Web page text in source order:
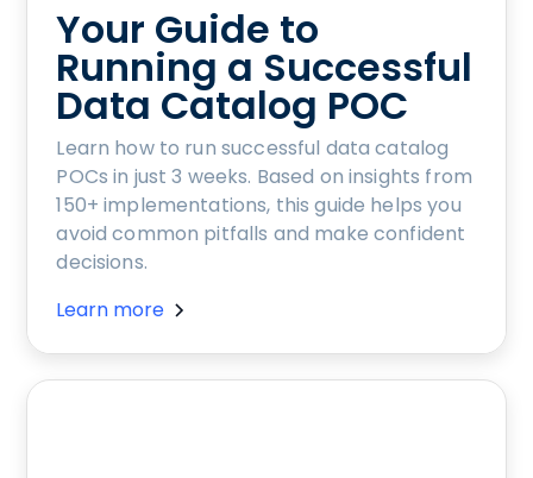
Your Guide to
Running a Successful
Data Catalog POC
Learn how to run successful data catalog
POCs in just 3 weeks. Based on insights from
150+ implementations, this guide helps you
avoid common pitfalls and make confident
decisions.
Learn more